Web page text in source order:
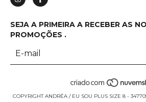
SEJA A PRIMEIRA A RECEBER AS
PROMOÇÕES .
COPYRIGHT ANDRÉA / EU SOU PLUS SIZE 8 -